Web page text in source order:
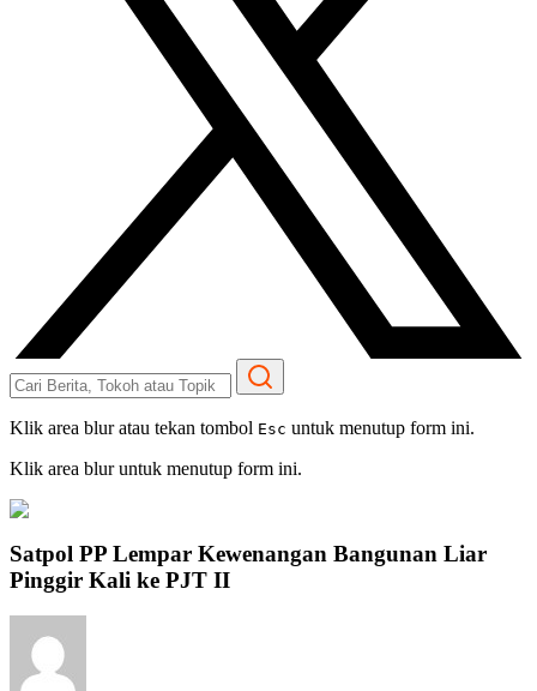
Klik area blur atau tekan tombol Esc untuk menutup form ini.
Klik area blur untuk menutup form ini.
Satpol PP Lempar Kewenangan Bangunan Liar
Pinggir Kali ke PJT II